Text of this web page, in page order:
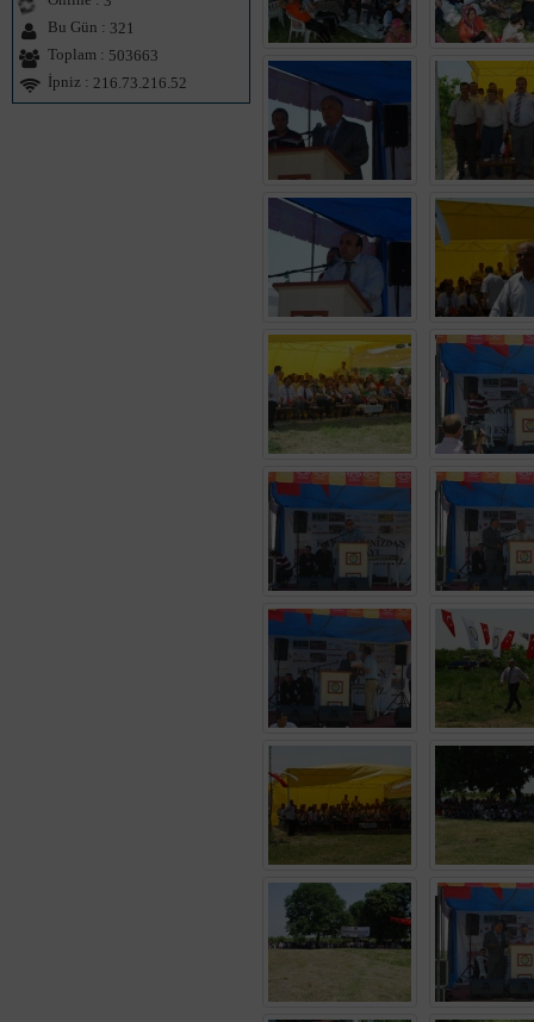
Bu Gün : 321
Toplam : 503663
İpniz : 216.73.216.52